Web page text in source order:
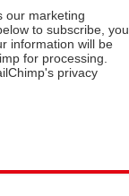
our marketing
to subscribe,you
information will be
for processing.
's privacy